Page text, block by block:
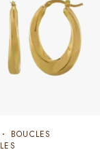
BOUCLES